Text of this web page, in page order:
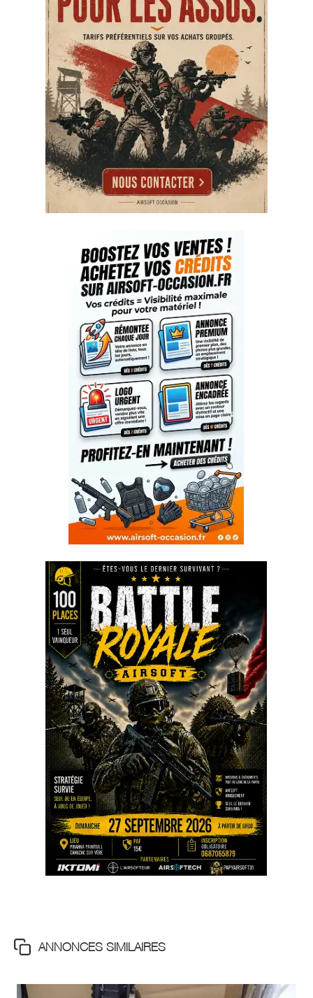
ANNONCES SIMILAIRES